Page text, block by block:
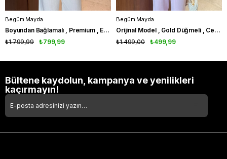
Begüm Mayda
Boyundan Bağlamalı , Premium , Ekru , Pamuk Keten Takım
₺799,99
₺1.799,99
Begüm Mayda
Orijinal Model , Gold Düğmeli , Ceket & Pantolon , Pembe Takım
₺499,99
₺1.499,00
Bültene kaydolun, kampanya ve yenilikleri
kaçırmayın!